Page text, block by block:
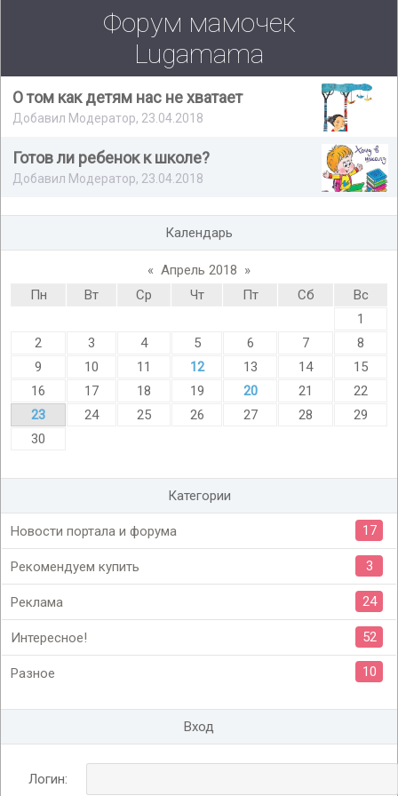
Форум мамочек
Lugamama
О том как детям нас не хватает
Добавил Модератор, 23.04.2018
Готов ли ребенок к школе?
Добавил Модератор, 23.04.2018
Календарь
« Апрель 2018 »
Пн
Вт Ср Чт Пт Сб
Вс
1
2
3 4 5 6 7
8
9
10 11 12 13 14
15
16
17 18 19 20 21
22
23
24 25 26 27 28
29
30
Категории
Новости портала и форума 17
Рекомендуем купить 3
Реклама 24
Интересное! 52
Разное 10
Вход
Логин: